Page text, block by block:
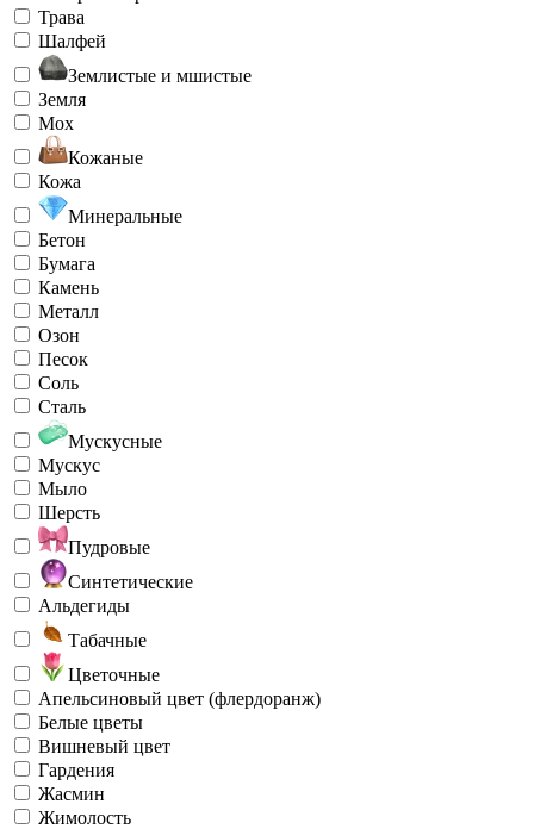
Трава
Шалфей
Землистые и мшистые
Земля
Мох
Кожаные
Кожа
Минеральные
Бетон
Бумага
Камень
Металл
Озон
Песок
Соль
Сталь
Мускусные
Мускус
Мыло
Шерсть
Пудровые
Синтетические
Альдегиды
Табачные
Цветочные
Апельсиновый цвет (флердоранж)
Белые цветы
Вишневый цвет
Гардения
Жасмин
Жимолость